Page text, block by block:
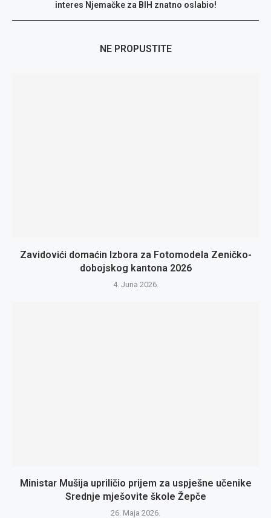
interes Njemačke za BIH znatno oslabio!
NE PROPUSTITE
Zavidovići domaćin Izbora za Fotomodela Zeničko-
dobojskog kantona 2026
4. Juna 2026.
Ministar Mušija upriličio prijem za uspješne učenike
Srednje mješovite škole Žepče
26. Maja 2026.